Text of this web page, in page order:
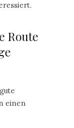
Route
einen